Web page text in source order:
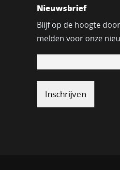
Nieuwsbrief
Blijf op de hoogte
melden voor onze